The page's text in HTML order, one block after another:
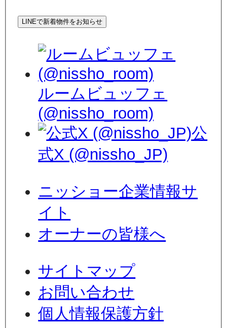
LINEで新着物件をお知らせ
ルームビュッフェ
(@nissho_room)
公
式X (@nissho_JP)
ニッショー企業情報サ
イト
オーナーの皆様へ
サイトマップ
お問い合わせ
個人情報保護方針